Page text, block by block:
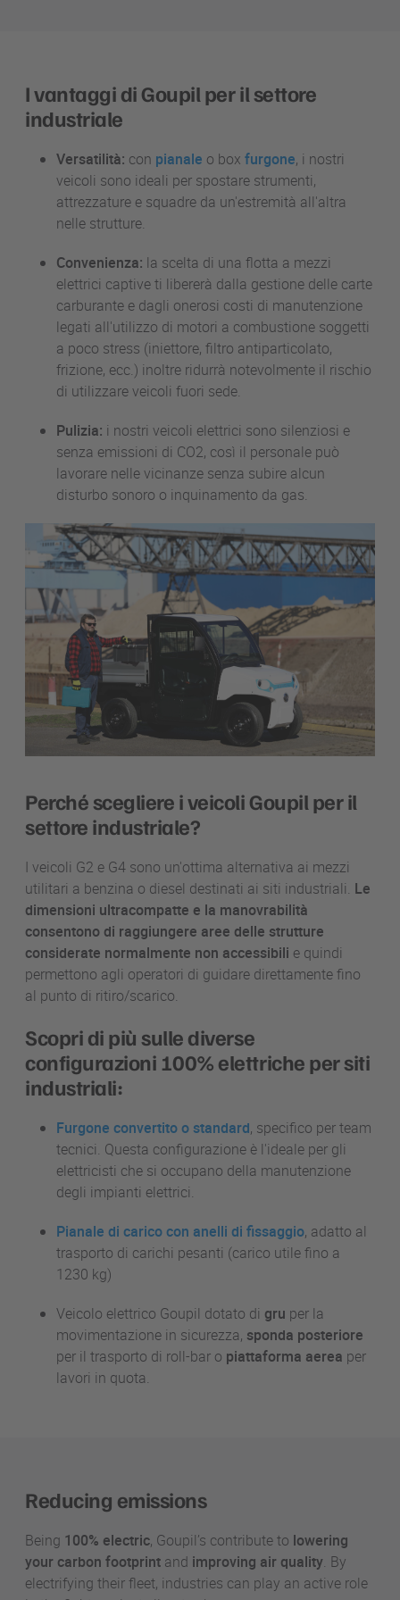
I vantaggi di Goupil per il settore
industriale
Versatilità: con pianale o box furgone, i nostri
veicoli sono ideali per spostare strumenti,
attrezzature e squadre da un'estremità all'altra
nelle strutture.
Convenienza: la scelta di una flotta a mezzi
elettrici captive ti libererà dalla gestione delle carte
carburante e dagli onerosi costi di manutenzione
legati all'utilizzo di motori a combustione soggetti
a poco stress (iniettore, filtro antiparticolato,
frizione, ecc.) inoltre ridurrà notevolmente il rischio
di utilizzare veicoli fuori sede.
Pulizia: i nostri veicoli elettrici sono silenziosi e
senza emissioni di CO2, così il personale può
lavorare nelle vicinanze senza subire alcun
disturbo sonoro o inquinamento da gas.
Perché scegliere i veicoli Goupil per il
settore industriale?
I veicoli G2 e G4 sono un'ottima alternativa ai mezzi
utilitari a benzina o diesel destinati ai siti industriali. Le
dimensioni ultracompatte e la manovrabilità
consentono di raggiungere aree delle strutture
considerate normalmente non accessibili e quindi
permettono agli operatori di guidare direttamente fino
al punto di ritiro/scarico.
Scopri di più sulle diverse
configurazioni 100% elettriche per siti
industriali:
Furgone convertito o standard, specifico per team
tecnici. Questa configurazione è l'ideale per gli
elettricisti che si occupano della manutenzione
degli impianti elettrici.
Pianale di carico con anelli di fissaggio, adatto al
trasporto di carichi pesanti (carico utile fino a
1230 kg)
Veicolo elettrico Goupil dotato di gru per la
movimentazione in sicurezza, sponda posteriore
per il trasporto di roll-bar o piattaforma aerea per
lavori in quota.
Reducing emissions
Being 100% electric, Goupil’s contribute to lowering
your carbon footprint and improving air quality. By
electrifying their fleet, industries can play an active role